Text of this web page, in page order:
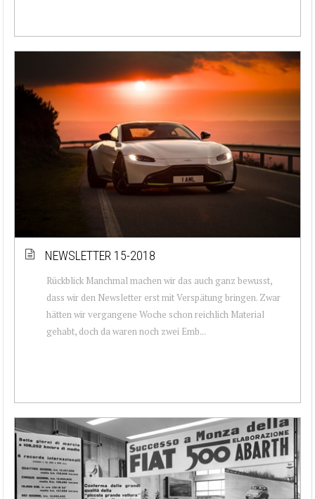
NEWSLETTER 15-2018
Rückblick Manchmal machen wir das auch ganz bewusst,
dass wir den Newsletter erst mit Verspätung bringen. Zwar
hätten wir vergangene Woche schon reichlich Material
gehabt, doch da waren noch zwei Emb...